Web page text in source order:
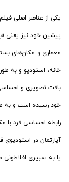
یکی از عناصر اصلی
پیشین خود نیز یعنی
معماری و مکان‌های
خانه، استودیو و به
بافت تصویری و
خود رسیده است و به
رابطه احساسی فرد با
آپارتمان در
یا به تعبیری افلاطونی